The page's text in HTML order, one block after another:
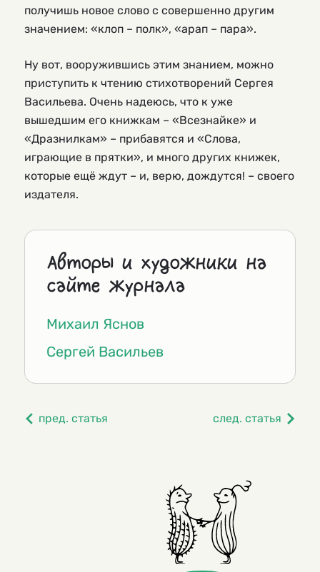
получишь новое слово с совершенно другим
значением: «клоп – полк», «арап – пара».
Ну вот, вооружившись этим знанием, можно
приступить к чтению стихотворений Сергея
Васильева. Очень надеюсь, что к уже
вышедшим его книжкам – «Всезнайке» и
«Дразнилкам» – прибавятся и «Слова,
играющие в прятки», и много других книжек,
которые ещё ждут – и, верю, дождутся! – своего
издателя.
Авторы и художники на
сайте журнала
Михаил Яснов
Сергей Васильев
пред. статья след. статья